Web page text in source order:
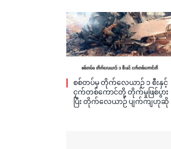
စစ်တပ်မှ တိုက်လေယာဉ် ၁ စီးနှင့်
ငှက်တစ်ကောင်တို့ တိုက်မှုဖြစ်ပွား
ပြီး တိုက်လေယာဉ် ပျက်ကျဟုဆို